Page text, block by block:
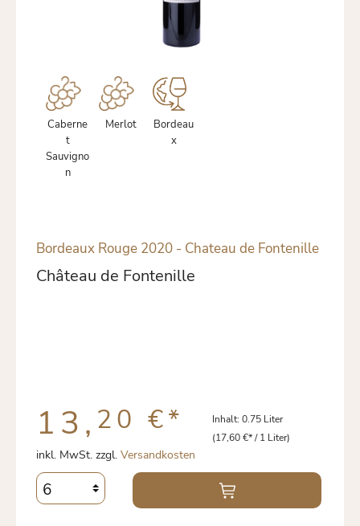
Caberne
t
Sauvigno
n
Merlot
Bordeau
x
Bordeaux Rouge 2020 - Chateau de Fontenille
Château de Fontenille
13, 20 €* Inhalt: 0.75 Liter
(17,60 €* / 1 Liter)
inkl. MwSt. zzgl. Versandkosten